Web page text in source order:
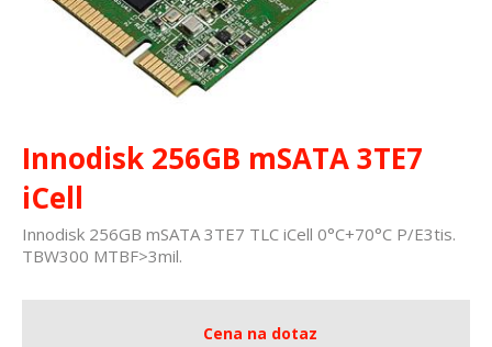
Innodisk 256GB mSATA 3TE7
iCell
Innodisk 256GB mSATA 3TE7 TLC iCell 0°C+70°C P/E3tis.
TBW300 MTBF>3mil.
Cena na dotaz